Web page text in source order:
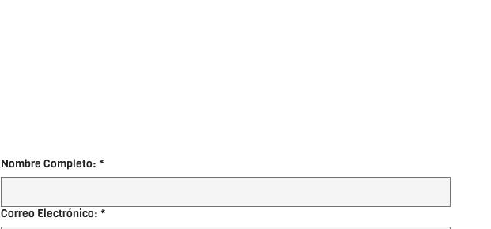
Nombre Completo: *
Correo Electrónico: *